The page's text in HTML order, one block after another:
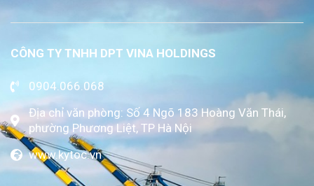
CÔNG TY TNHH DPT VINA HOLDINGS
0904.066.068
Địa chỉ văn phòng: Số 4 Ngõ 183 Hoàng Văn Thái,
phường Phương Liệt, TP Hà Nội
www.kytoc.vn